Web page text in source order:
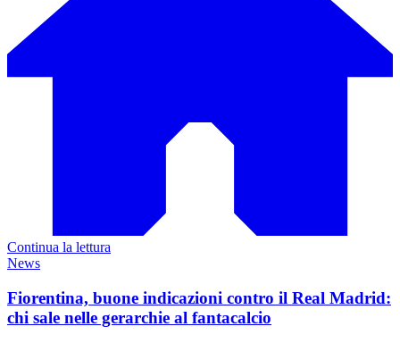
Continua la lettura
News
Fiorentina, buone indicazioni contro il Real Madrid:
chi sale nelle gerarchie al fantacalcio